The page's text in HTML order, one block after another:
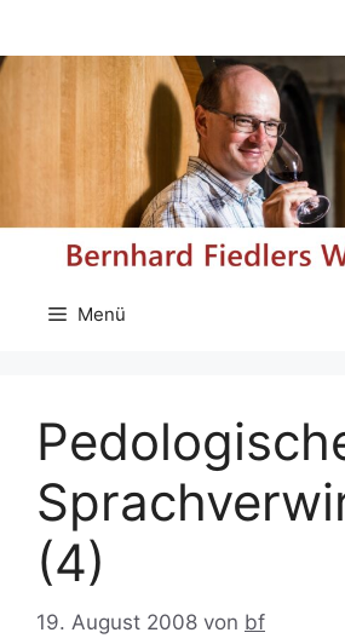
springen
Menü
(4)
19. August 2008 von bf